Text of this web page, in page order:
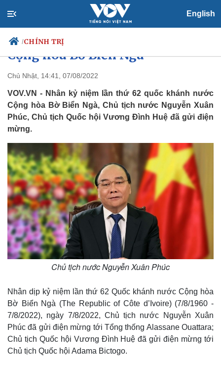
English
/CHÍNH TRỊ
Chính trị
Đảng
Tổ chức nhân sự
Quốc hội
Xã hội
Tin 24h
Dự báo thời tiết
Biển đảo
Điện mừng Quốc khánh nước
Cộng hòa Bờ Biển Ngà
Chủ Nhật, 14:41, 07/08/2022
VOV.VN - Nhân kỷ niệm lần thứ 62 quốc khánh nước
Cộng hòa Bờ Biển Ngà, Chủ tịch nước Nguyễn Xuân
Phúc, Chủ tịch Quốc hội Vương Đình Huệ đã gửi điện
mừng.
Chủ tịch nước Nguyễn Xuân Phúc
Nhân dịp kỷ niệm lần thứ 62 Quốc khánh nước Cộng hòa
Bờ Biển Ngà (The Republic of Côte d’Ivoire) (7/8/1960 -
7/8/2022), ngày 7/8/2022, Chủ tịch nước Nguyễn Xuân
Phúc đã gửi điện mừng tới Tổng thống Alassane Ouattara;
Chủ tịch Quốc hội Vương Đình Huệ đã gửi điện mừng tới
Chủ tịch Quốc hội Adama Bictogo.